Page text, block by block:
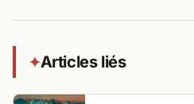
✦Articles liés